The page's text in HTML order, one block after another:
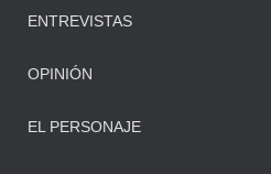
ENTREVISTAS
OPINIÓN
EL PERSONAJE